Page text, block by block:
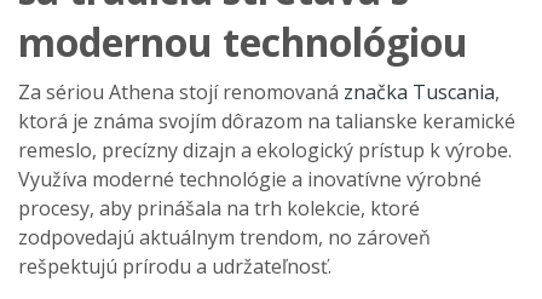
modernou technológiou
Za sériou Athena stojí renomovaná značka Tuscania,
ktorá je známa svojím dôrazom na talianske keramické
remeslo, precízny dizajn a ekologický prístup k výrobe.
Využíva moderné technológie a inovatívne výrobné
procesy, aby prinášala na trh kolekcie, ktoré
zodpovedajú aktuálnym trendom, no zároveň
rešpektujú prírodu a udržateľnosť.